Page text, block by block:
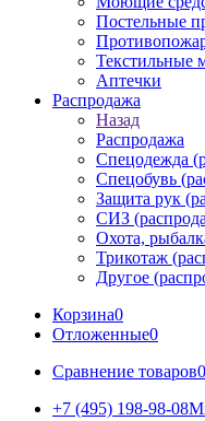
Постельные
Текстильные
Аптечки
Распродажа
Назад
Распродажа
Спецодежда
Спецобувь
Защита рук
СИЗ
Охота,
Трикотаж
Другое
Корзина0
Отложенные0
Сравнение товаров0
+7 (495) 198-98-08